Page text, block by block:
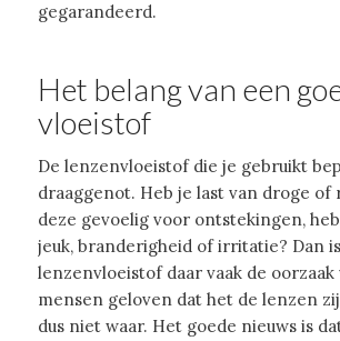
gegarandeerd.
Het belang van een
vloeistof
De lenzenvloeistof die je gebruikt
draaggenot. Heb je last van droge of
deze gevoelig voor ontstekingen,
jeuk, branderigheid of irritatie? Dan
lenzenvloeistof daar vaak de oorzaak
mensen geloven dat het de lenzen
dus niet waar. Het goede nieuws is